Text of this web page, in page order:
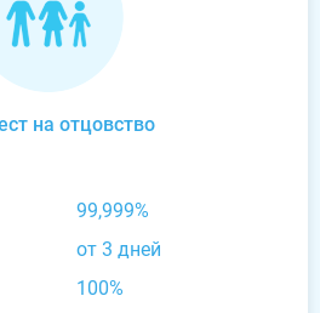
на отцовство
99,999%
от 3 дней
100%